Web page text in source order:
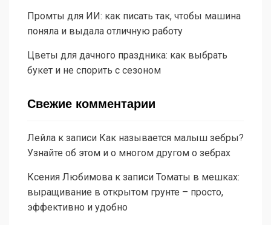
Промты для ИИ: как писать так, чтобы машина
поняла и выдала отличную работу
Цветы для дачного праздника: как выбрать
букет и не спорить с сезоном
Свежие комментарии
Лейла к записи Как называется малыш зебры?
Узнайте об этом и о многом другом о зебрах
Ксения Любимова к записи Томаты в мешках:
выращивание в открытом грунте – просто,
эффективно и удобно